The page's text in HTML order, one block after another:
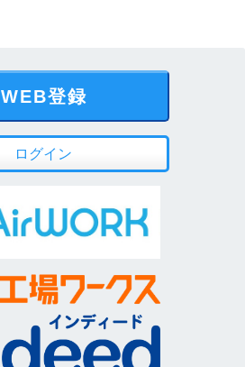
WEB登録
ログイン